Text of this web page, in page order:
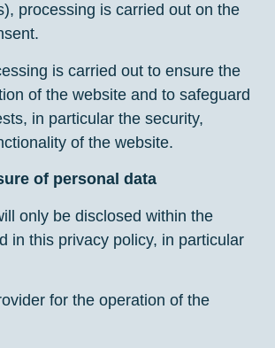
processing is carried out on the
is carried out to ensure the
of the website and to safeguard
in particular the security,
of the website.
of personal data
only be disclosed within the
in this privacy policy, in particular
for the operation of the